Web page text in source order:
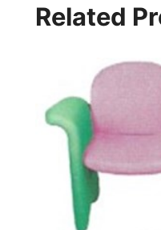
Related